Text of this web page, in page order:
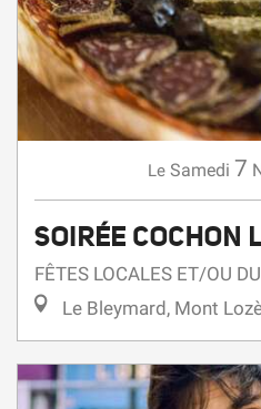
Le Samedi 7
SOIRÉE COCHON
FÊTES LOCALES ET/OU
Le Bleymard, Mont